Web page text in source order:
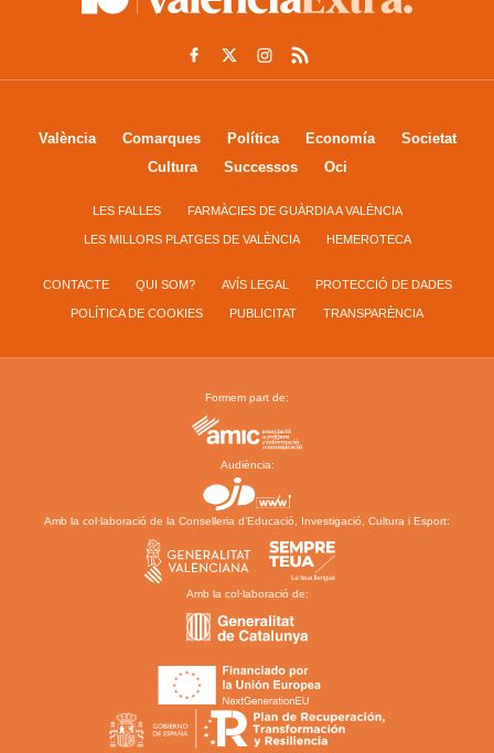
València Comarques Política Economía
Societat
Cultura
Successos Oci
LES FALLES FARMÀCIES DE GUÀRDIA A VALÈNCIA
LES MILLORS PLATGES DE VALÈNCIA HEMEROTECA
CONTACTE QUI SOM? AVÍS LEGAL PROTECCIÓ DE DADES
POLÍTICA DE COOKIES PUBLICITAT TRANSPARÈNCIA
Formem part de:
Audiència:
Amb la col·laboració de la Conselleria d’Educació, Investigació, Cultura i Esport:
Amb la col·laboració de: